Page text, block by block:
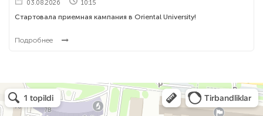
03.08.2026 10:15
Стартовала приемная кампания в Oriental University!
Подробнее